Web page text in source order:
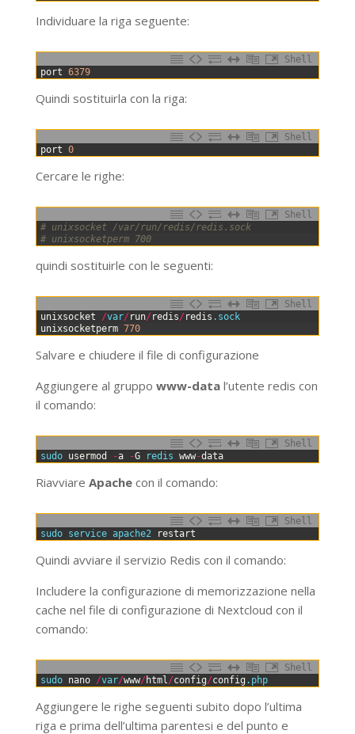
Individuare la riga seguente:
Shell
port 6379
Quindi sostituirla con la riga:
Shell
port 0
Cercare le righe:
Shell
# unixsocket /var/run/redis/redis.sock
# unixsocketperm 700
quindi sostituirle con le seguenti:
Shell
unixsocket /var/ run/ redis/ redis .sock
unixsocketperm 770
Salvare e chiudere il file di configurazione
Aggiungere al gruppo www-datal’utente redis con
il comando:
Shell
sudo usermod -a -G redis www-data
Riavviare Apachecon il comando:
Shell
sudo service apache2 restart
Quindi avviare il servizio Redis con il comando:
Includere la configurazione di memorizzazione nella
cache nel file di configurazione di Nextcloud con il
comando:
Shell
sudo nano /var/www/ html /config/config .php
Aggiungere le righe seguenti subito dopo l’ultima
riga e prima dell’ultima parentesi e del punto e